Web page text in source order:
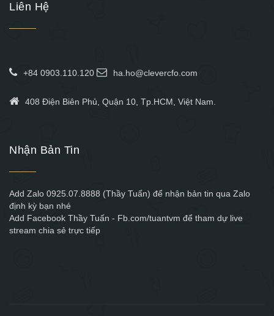
Liên Hệ
+84 0903.110.120 ha.ho@clevercfo.com
408 Điện Biên Phủ, Quận 10, Tp.HCM, Việt Nam.
Nhận Bản Tin
Add Zalo 0925.07.8888 (Thầy Tuấn) để nhận bản tin qua Zalo
định kỳ bạn nhé
Add Facebook Thầy Tuấn - Fb.com/tuantvm để tham dự live
stream chia sẻ trực tiếp